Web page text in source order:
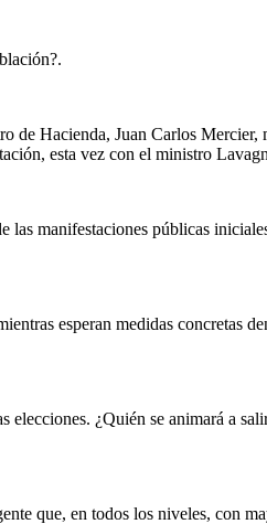
Hacienda, Juan Carlos Mercier,
esta vez con el ministro
las manifestaciones públicas
esperan medidas concretas
¿Quién se animará a
que, en todos los niveles, con